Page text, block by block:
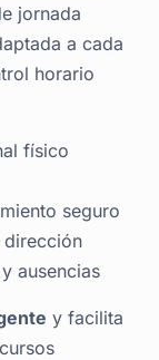
jornada
a cada
horario
físico
seguro
dirección
ausencias
y facilita